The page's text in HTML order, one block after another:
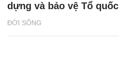
ĐỜI SỐNG
dựng và bảo vệ Tổ quốc